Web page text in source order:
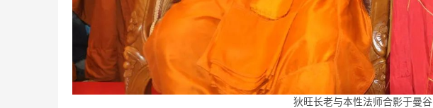
狄旺长老与本性法师合影于曼谷